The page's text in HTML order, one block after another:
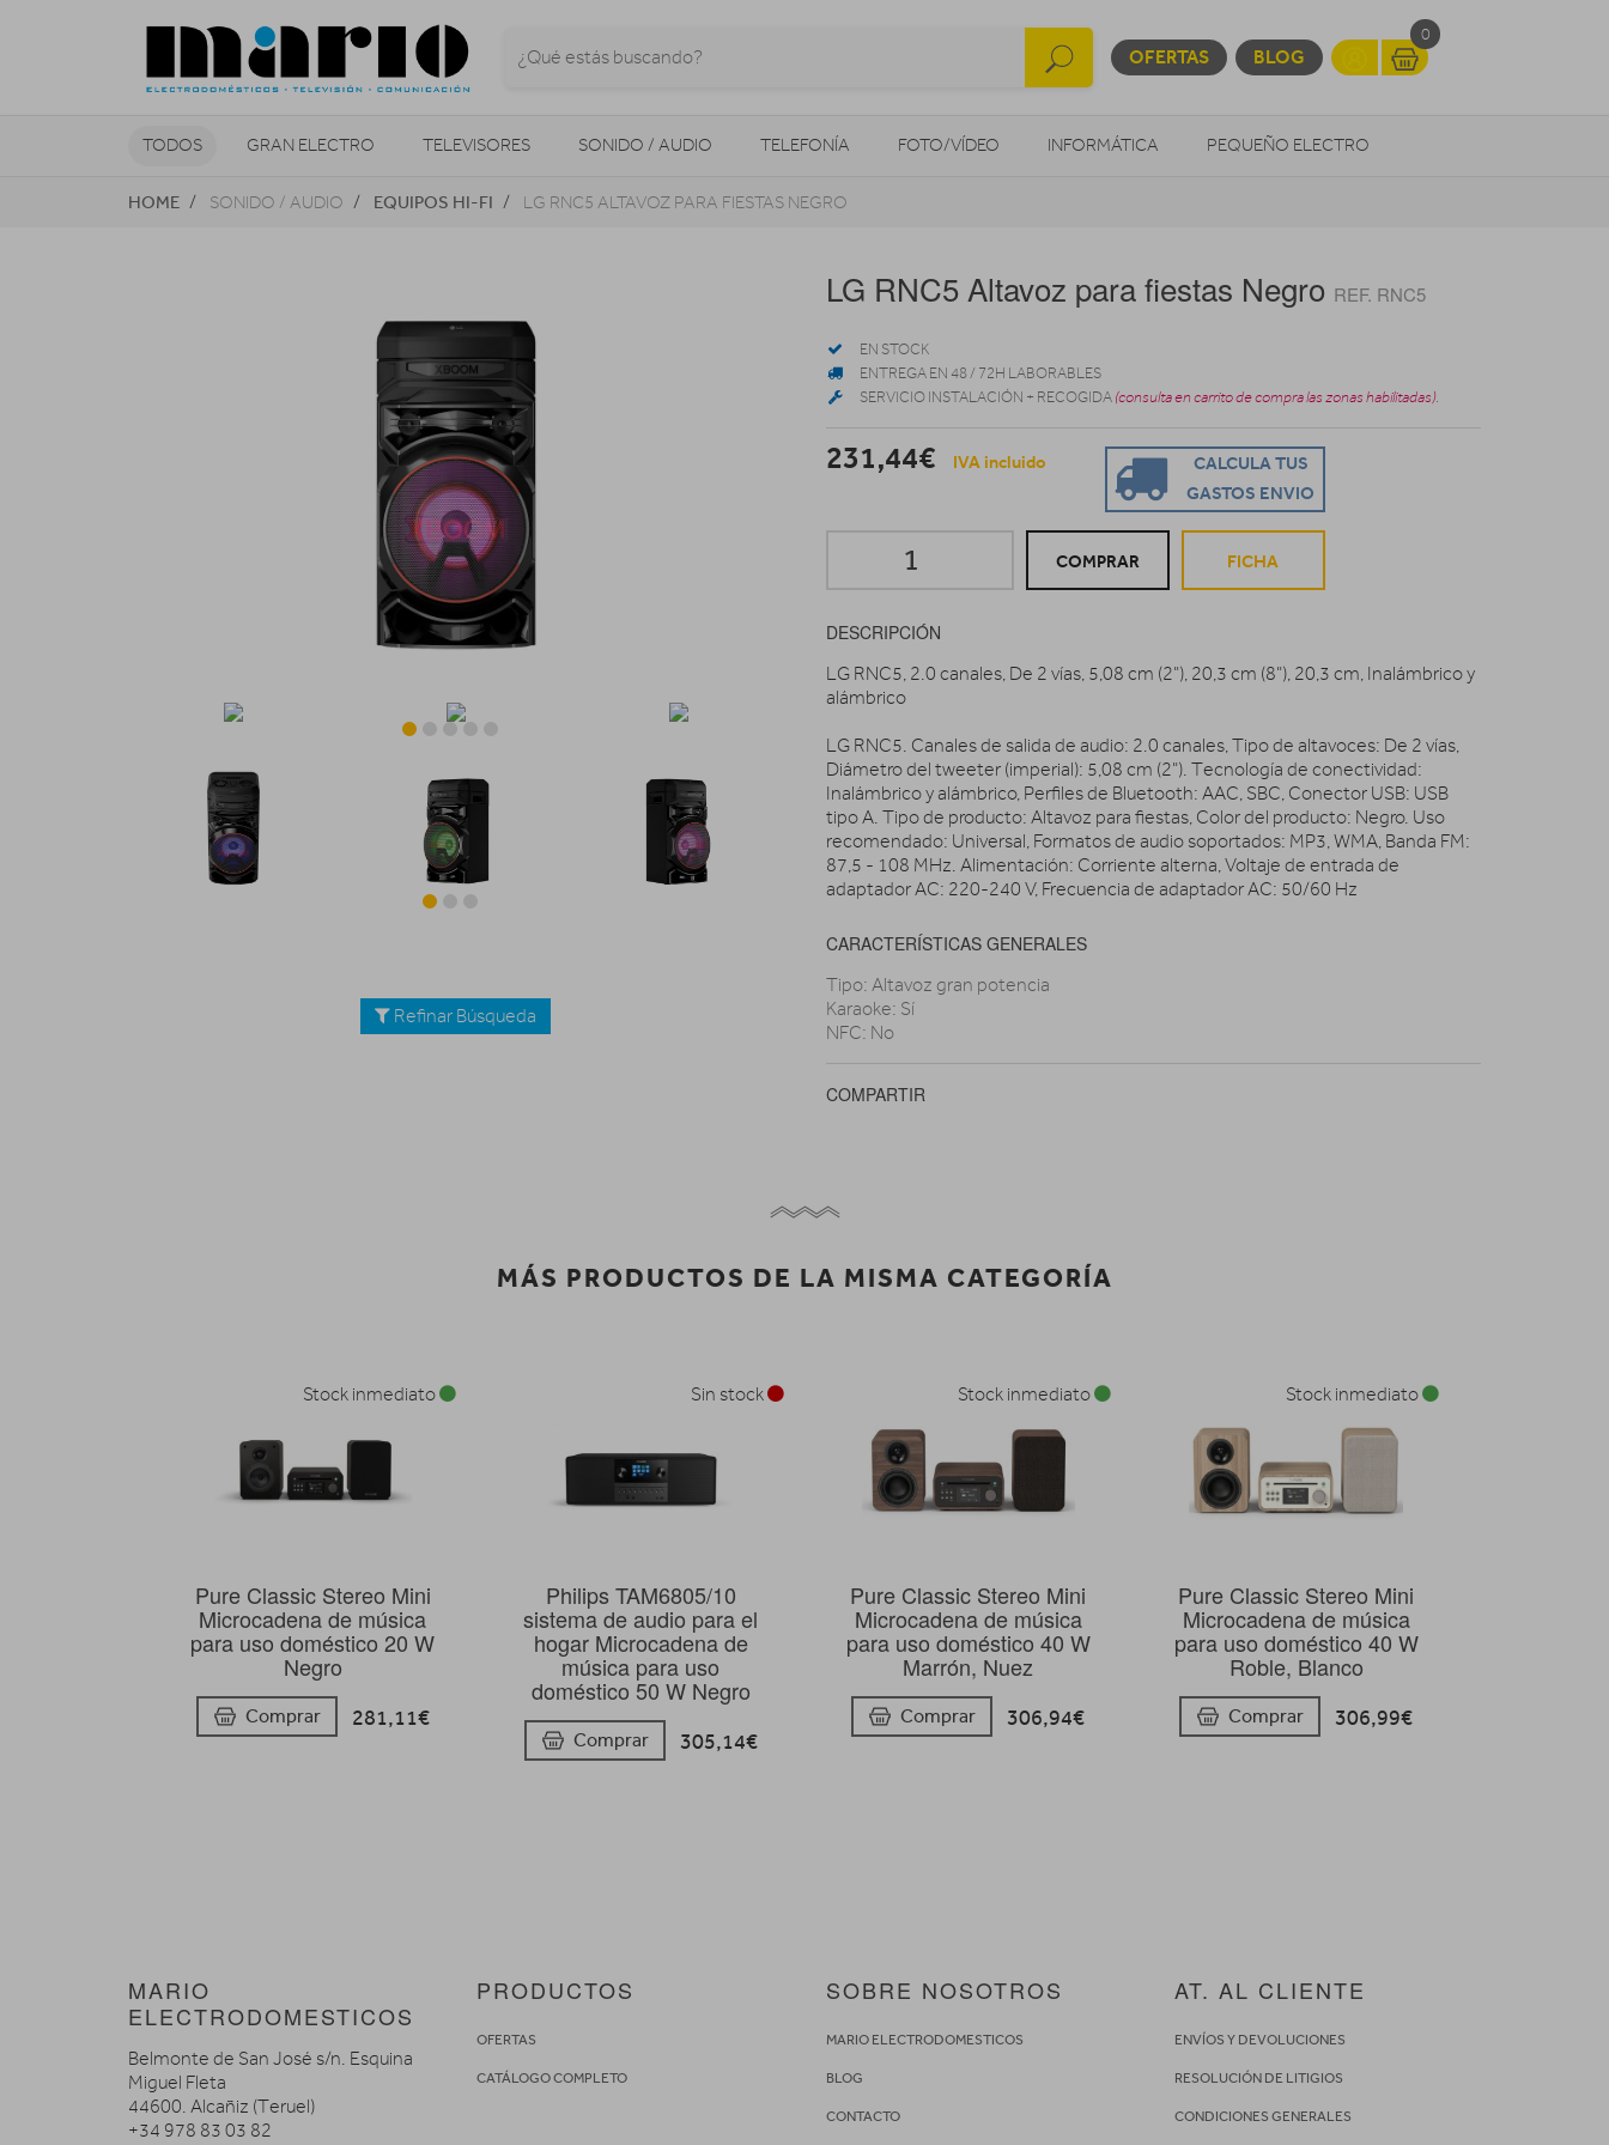
OFERTAS BLOG
0
TODOS GRAN ELECTRO TELEVISORES SONIDO / AUDIO TELEFONÍA FOTO/VÍDEO INFORMÁTICA PEQUEÑO ELECTRO
CLIMATIZACIÓN Y CALEFACCIÓN MOVILIDAD URBANA NAVEGADORES GPS
HOME SONIDO / AUDIO EQUIPOS HI-FI LG RNC5 ALTAVOZ PARA FIESTAS NEGRO
Refinar Búsqueda
LG RNC5 Altavoz para fiestas Negro REF. RNC5
EN STOCK
ENTREGA EN 48 / 72H LABORABLES
SERVICIO INSTALACIÓN + RECOGIDA (consulta en carrito de compra las zonas habilitadas).
231,44€ IVA incluido
CALCULA TUS
GASTOS ENVIO
COMPRAR FICHA
DESCRIPCIÓN
LG RNC5, 2.0 canales, De 2 vías, 5,08 cm (2"), 20,3 cm (8"), 20,3 cm, Inalámbrico y
alámbrico
LG RNC5. Canales de salida de audio: 2.0 canales, Tipo de altavoces: De 2 vías,
Diámetro del tweeter (imperial): 5,08 cm (2"). Tecnología de conectividad:
Inalámbrico y alámbrico, Perfiles de Bluetooth: AAC, SBC, Conector USB: USB
tipo A. Tipo de producto: Altavoz para fiestas, Color del producto: Negro. Uso
recomendado: Universal, Formatos de audio soportados: MP3, WMA, Banda FM:
87,5 - 108 MHz. Alimentación: Corriente alterna, Voltaje de entrada de
adaptador AC: 220-240 V, Frecuencia de adaptador AC: 50/60 Hz
CARACTERÍSTICAS GENERALES
Tipo: Altavoz gran potencia
Karaoke: Sí
NFC: No
COMPARTIR
MÁS PRODUCTOS DE LA MISMA CATEGORÍA
Pure Classic Stereo Mini
Microcadena de música
para uso doméstico 20 W
Negro
Comprar 281,11€
Stock inmediato
Philips TAM6805/10
sistema de audio para el
hogar Microcadena de
música para uso
doméstico 50 W Negro
Comprar 305,14€
Sin stock
Pure Classic Stereo Mini
Microcadena de música
para uso doméstico 40 W
Marrón, Nuez
Comprar 306,94€
Stock inmediato
Pure Classic Stereo Mini
Microcadena de música
para uso doméstico 40 W
Roble, Blanco
Comprar 306,99€
Stock inmediato
MARIO
ELECTRODOMESTICOS
Belmonte de San José s/n. Esquina
Miguel Fleta
44600. Alcañiz (Teruel)
+34 978 83 03 82
PRODUCTOS
OFERTAS
CATÁLOGO COMPLETO
SOBRE NOSOTROS
MARIO ELECTRODOMESTICOS
BLOG
CONTACTO
AT. AL CLIENTE
ENVÍOS Y DEVOLUCIONES
RESOLUCIÓN DE LITIGIOS
CONDICIONES GENERALES